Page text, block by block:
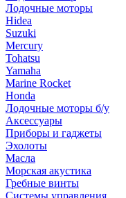
Лодочные моторы
Hidea
Suzuki
Mercury
Tohatsu
Yamaha
Marine Rocket
Honda
Лодочные моторы б/у
Аксессуары
Приборы и гаджеты
Эхолоты
Масла
Морская акустика
Гребные винты
Системы управления